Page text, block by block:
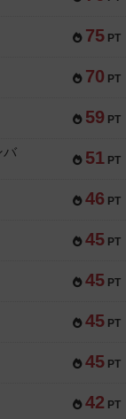
75 PT
70 PT
59 PT
51 PT
バ
46 PT
45 PT
45 PT
45 PT
45 PT
42 PT